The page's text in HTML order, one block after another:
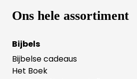
Ons hele assortiment
Bijbels
Bijbelse cadeaus
Het Boek